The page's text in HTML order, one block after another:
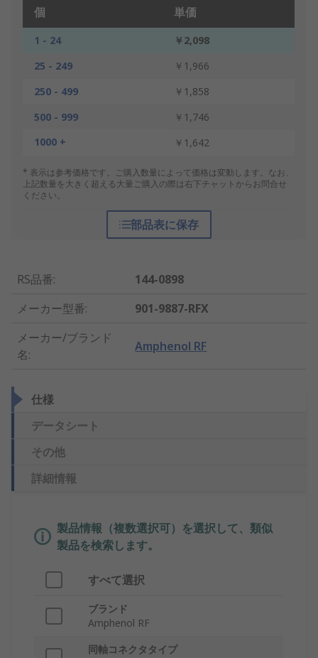
個 単価
1 - 24
￥2,098
25 - 249
￥1,966
250 - 499
￥1,858
500 - 999
￥1,746
1000 +
￥1,642
* 表示は参考価格です。ご購入数量によって価格は変動します。なお、
上記数量を大きく超える大量ご購入の際は右下チャットからお問合せ
ください。
部品表に保存
RS品番:
144-0898
メーカー型番:
901-9887-RFX
メーカー/ブランド
名:
Amphenol RF
仕様
データシート
その他
詳細情報
製品情報（複数選択可）を選択して、類似
製品を検索します。
すべて選択
ブランド
Amphenol RF
同軸コネクタタイプ